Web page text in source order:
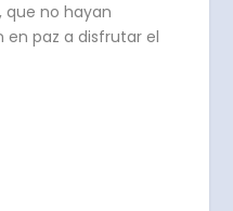
que no hayan
en paz a disfrutar el